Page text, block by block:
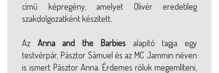
című képregény, amelyet Olivér eredetileg
szakdolgozatként készített.
Az Anna and the Barbies alapító tagja egy
testvérpár, Pásztor Sámuel és az MC Jammin néven
is ismert Pásztor Anna. Érdemes róluk megemlíteni,